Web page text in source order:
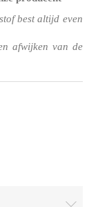
best altijd even
afwijken van de